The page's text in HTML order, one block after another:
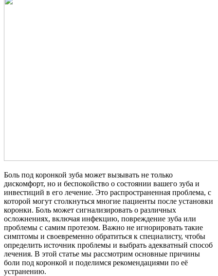
Боль под коронкой зуба может вызывать не только
дискомфорт, но и беспокойство о состоянии вашего зуба и
инвестиций в его лечение. Это распространенная проблема, с
которой могут столкнуться многие пациенты после установки
коронки. Боль может сигнализировать о различных
осложнениях, включая инфекцию, повреждение зуба или
проблемы с самим протезом. Важно не игнорировать такие
симптомы и своевременно обратиться к специалисту, чтобы
определить источник проблемы и выбрать адекватный способ
лечения. В этой статье мы рассмотрим основные причины
боли под коронкой и поделимся рекомендациями по её
устранению.